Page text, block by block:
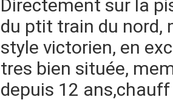
Directement sur la
du ptit train du nord,
style victorien, en
tres bien située,
depuis 12